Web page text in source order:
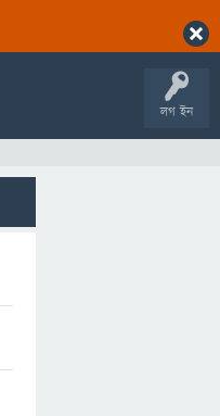
লগ ইন